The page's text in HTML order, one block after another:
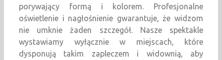
porywający formą i kolorem. Profesjonalne
oświetlenie i nagłośnienie gwarantuje, że widzom
nie umknie żaden szczegół. Nasze spektakle
wystawiamy wyłącznie w miejscach, które
dysponują takim zapleczem i widownią, aby